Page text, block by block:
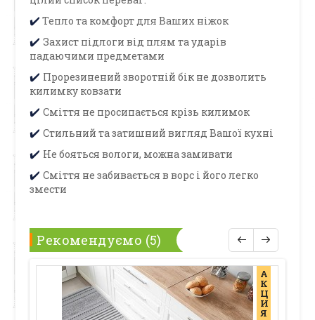
✔️ Тепло та комфорт для Ваших ніжок
✔️Захист підлоги від плям та ударів
падаючими предметами
✔️ Прорезинений зворотній бік не дозволить
килимку ковзати
✔️Сміття не просипається крізь килимок
✔️Стильний та затишний вигляд Вашої кухні
✔️ Не бояться вологи, можна замивати
✔️Сміття не забивається в ворс і його легко
змести
Рекомендуємо (5)
А
К
Ц
И
Я